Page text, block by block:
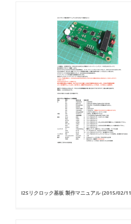
I2Sリクロック基板 製作マニュアル (2015/02/